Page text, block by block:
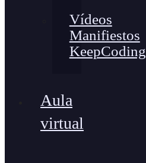
Vídeos
Manifiestos
KeepCoding
Aula
virtual